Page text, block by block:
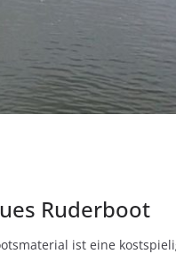
Ruderboot
ist eine